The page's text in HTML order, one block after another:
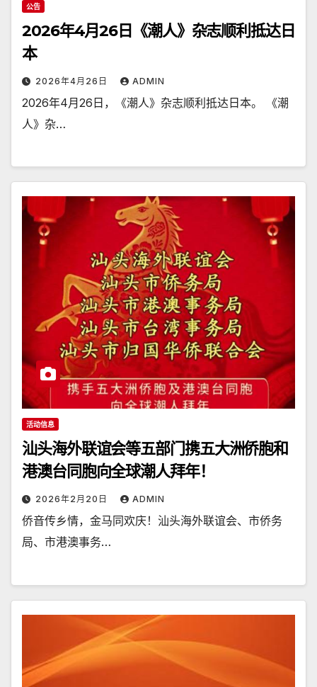
公告
2026年4月26日《潮人》杂志顺利抵达日
本
2026年4月26日 ADMIN
2026年4月26日，《潮人》杂志顺利抵达日本。 《潮
人》杂…
活动信息
汕头海外联谊会等五部门携五大洲侨胞和
港澳台同胞向全球潮人拜年！
2026年2月20日 ADMIN
侨音传乡情，金马同欢庆！汕头海外联谊会、市侨务
局、市港澳事务…